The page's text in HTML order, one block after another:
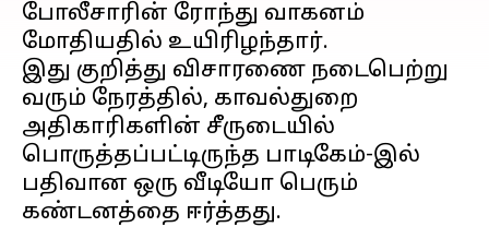
போலீசாரின் ரோந்து வாகனம்
மோதியதில் உயிரிழந்தார்.
இது குறித்து விசாரணை நடைபெற்று
வரும் நேரத்தில், காவல்துறை
அதிகாரிகளின் சீருடையில்
பொருத்தப்பட்டிருந்த பாடிகேம்-இல்
பதிவான ஒரு வீடியோ பெரும்
கண்டனத்தை ஈர்த்தது.